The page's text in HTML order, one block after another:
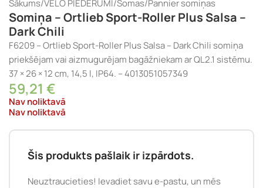
Sākums/VELO PIEDERUMI/Somas/Pannier somiņas
Somiņa – Ortlieb Sport-Roller Plus Salsa –
Dark Chili
F6209 – Ortlieb Sport-Roller Plus Salsa – Dark Chili somiņa
priekšējam vai aizmugurējam bagāžniekam ar QL2.1 sistēmu.
37 × 26 × 12 cm, 14,5 l, IP64. – 4013051057349
59,21 €
Nav noliktavā
Nav noliktavā
Šis produkts pašlaik ir izpārdots.
Neuztraucieties! Ievadiet savu e-pastu, un mēs